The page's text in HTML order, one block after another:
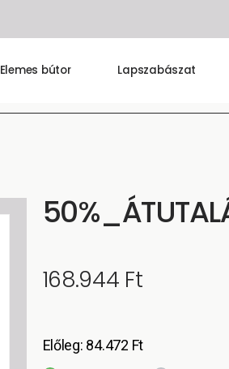
Elemes bútor Lapszabászat
168.944 Ft
Előleg: 84.472 Ft